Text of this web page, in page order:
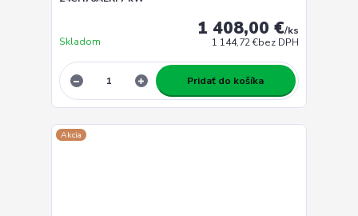
1 408,00 €/ks
1 144,72 €bez DPH
Skladom
Pridať do košíka
Akcia